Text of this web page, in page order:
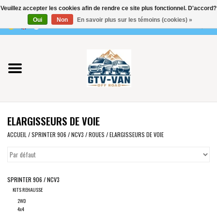
0 Articles - €0,00
Utilisez
les
flèches
haut
et
bas
pour
disponible.
Vito / classe V - 447
Viano /Vito 639
VW T7 2025
VW T6
VW T5
VW CRAFTER / MAN TGE
ELARGISSEURS DE VOIE
ACCUEIL /SPRINTER 906 / NCV3 /ROUES /ELARGISSEURS DE VOIE
SPRINTER 906 / NCV3
KITS REHAUSSE
2WD
4x4
Veuillez accepter les cookies afin de rendre ce site plus fonctionnel. D'accord?
Oui
Non En savoir plus sur les témoins (cookies) »